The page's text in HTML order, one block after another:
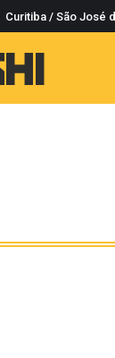
Curitiba / São José